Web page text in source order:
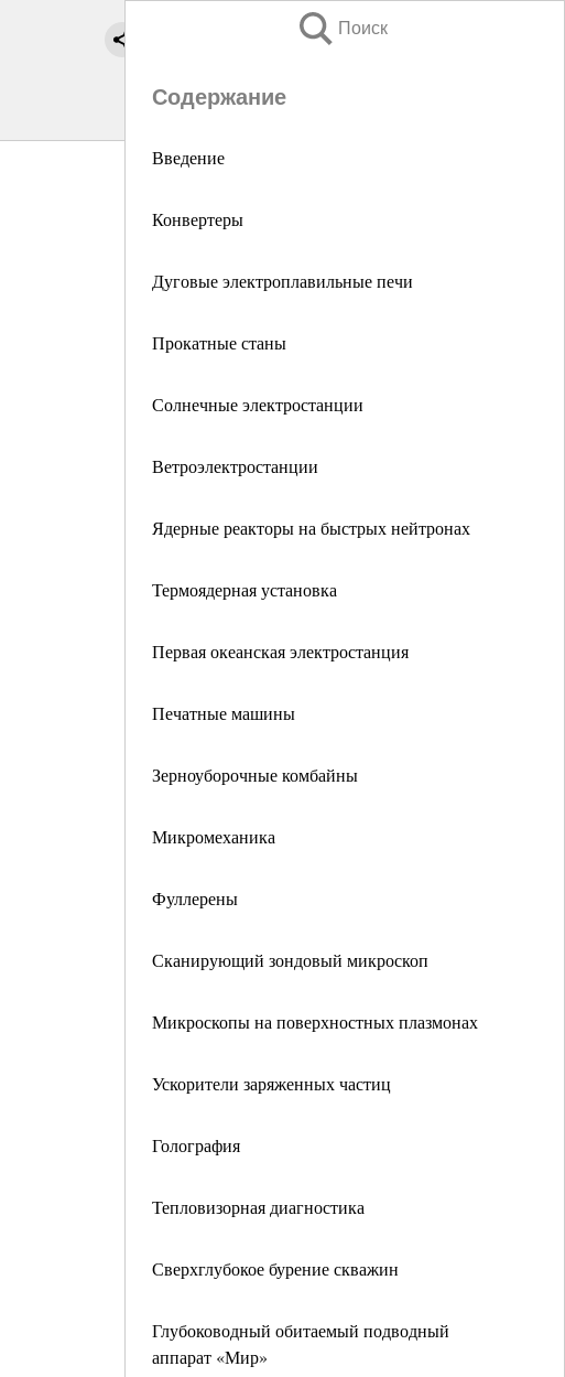
Поиск
Содержание
Введение
Конвертеры
Дуговые электроплавильные печи
Прокатные станы
Солнечные электростанции
Ветроэлектростанции
Ядерные реакторы на быстрых нейтронах
Термоядерная установка
Первая океанская электростанция
Печатные машины
Зерноуборочные комбайны
Микромеханика
Фуллерены
Сканирующий зондовый микроскоп
Микроскопы на поверхностных плазмонах
Ускорители заряженных частиц
Голография
Тепловизорная диагностика
Сверхглубокое бурение скважин
Глубоководный обитаемый подводный
аппарат «Мир»